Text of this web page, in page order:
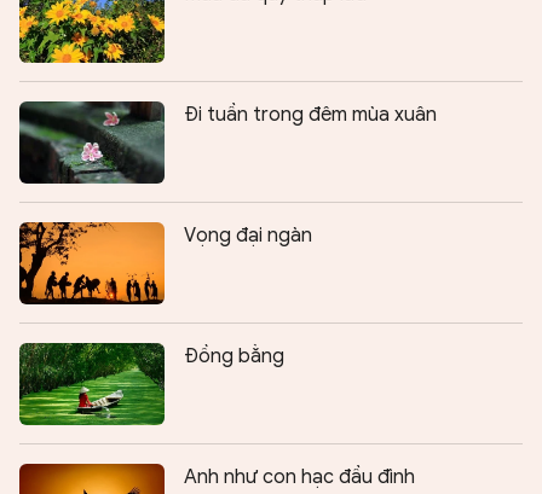
Đi tuần trong đêm mùa xuân
Vọng đại ngàn
Đồng bằng
Anh như con hạc đầu đình